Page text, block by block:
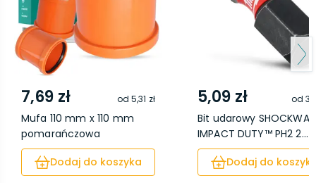
7,69 zł od5,31 zł
Mufa 110 mm x 110 mm
pomarańczowa
Dodaj do koszyka
5,09 zł od
Bit udarowy
IMPACT DUTY™ PH2 2...
Dodaj do